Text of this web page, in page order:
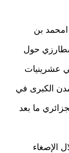
بن
حول
عشرينيات
الكبرى في
ما بعد
الإصغاء